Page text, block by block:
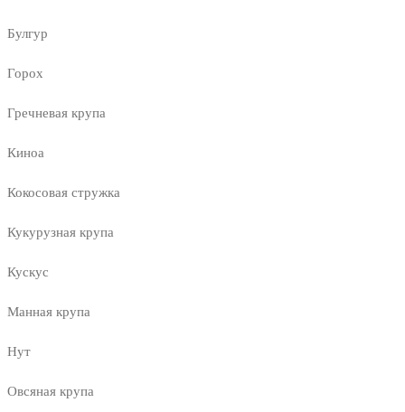
Булгур
Горох
Гречневая крупа
Киноа
Кокосовая стружка
Кукурузная крупа
Кускус
Манная крупа
Нут
Овсяная крупа